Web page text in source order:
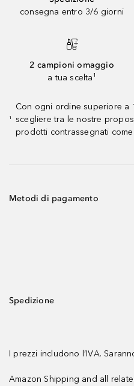
consegna entro 3/6 giorni
2 campioni omaggio
a tua scelta¹
¹
Con ogni ordine superiore a
scegliere tra le nostre
prodotti contrassegnati
Metodi di pagamento
Spedizione
I prezzi includono l’IVA.
Amazon Shipping and all